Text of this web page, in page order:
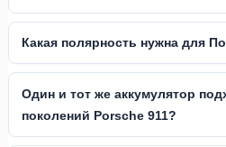
Какая полярность нужна для
Один и тот же аккумулятор
поколений Porsche 911?